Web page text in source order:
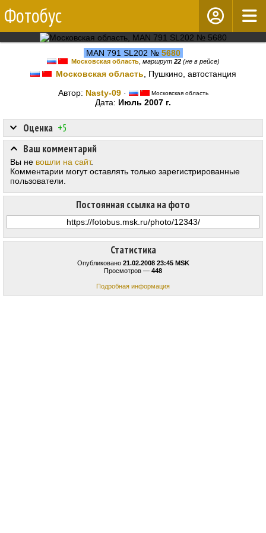
Фотобус
MAN 791 SL202 № 5680
Московская область, маршрут 22(не в рейсе)
Московская область , Пушкино, автостанция
Автор: Nasty-09· Московская область
Дата: Июль 2007 г.
Статистика
Опубликовано 21.02.2008 23:45 MSK
Просмотров — 448
Подробная информация
Оценка +5
Постоянная ссылка на фото
Ваш комментарий
Вы не вошли на сайт.
Комментарии могут оставлять только зарегистрированные
пользователи.